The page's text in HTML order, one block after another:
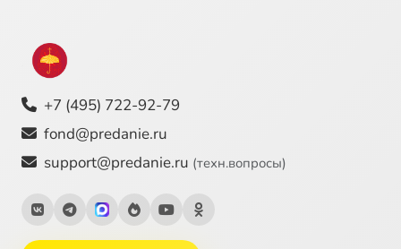
+7 (495) 722-92-79
fond@predanie.ru
support@predanie.ru (техн.вопросы)